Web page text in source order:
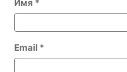
Имя *
Email *